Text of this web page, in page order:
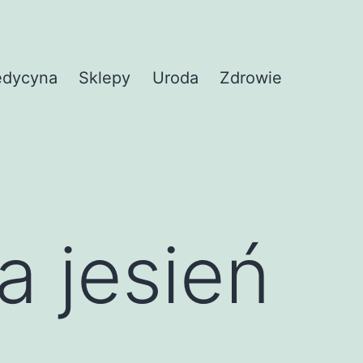
Sklepy Uroda Zdrowie
jesień